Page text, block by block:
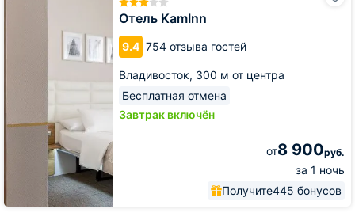
Отель KamInn
9.4 754 отзыва гостей
Владивосток, 300 м от центра
Бесплатная отмена
Завтрак включён
от8 900руб.
за 1 ночь
Получите445 бонусов